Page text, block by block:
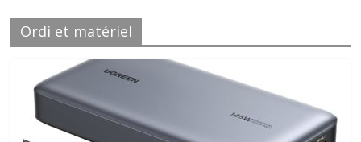
Ordi et matériel